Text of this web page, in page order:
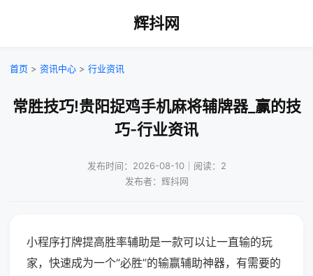
辉抖网
首页 > 资讯中心 > 行业资讯
常胜技巧!贵阳捉鸡手机麻将辅牌器_赢的技
巧-行业资讯
发布时间：2026-08-10｜阅读：2
发布者：辉抖网
小程序打牌提高胜率辅助是一款可以让一直输的玩
家，快速成为一个“必胜”的输赢辅助神器，有需要的